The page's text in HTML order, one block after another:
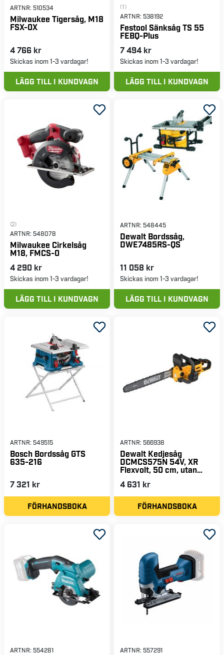
ARTNR: 510534
Milwaukee Tigersåg, M18
FSX-0X
4 766 kr
Skickas inom 1-3 vardagar!
LÄGG TILL I KUNDVAGN
(1)
ARTNR: 538192
Festool Sänksåg TS 55
FEBQ-Plus
7 494 kr
Skickas inom 1-3 vardagar!
LÄGG TILL I KUNDVAGN
(2)
ARTNR: 548078
Milwaukee Cirkelsåg
M18, FMCS-0
4 290 kr
Skickas inom 1-3 vardagar!
LÄGG TILL I KUNDVAGN
ARTNR: 548445
Dewalt Bordssåg,
DWE7485RS-QS
11 058 kr
Skickas inom 1-3 vardagar!
LÄGG TILL I KUNDVAGN
ARTNR: 549515
Bosch Bordssåg GTS
635-216
7 321 kr
FÖRHANDSBOKA
ARTNR: 566938
Dewalt Kedjesåg
DCMCS575N 54V, XR
Flexvolt, 50 cm, utan
4 631 kr
FÖRHANDSBOKA
ARTNR: 554281 ARTNR: 557291